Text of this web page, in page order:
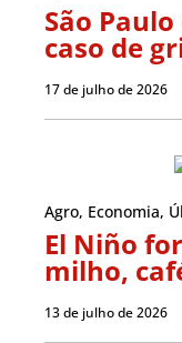
São
caso de
17 de julho de 2026
Agro, Economia,
El Niño
milho,
13 de julho de 2026